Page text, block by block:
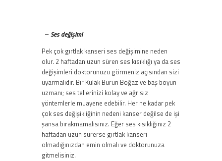
– Ses değişimi
Pek çok gırtlak kanseri ses değişimine neden
olur. 2 haftadan uzun süren ses kısıklığı ya da ses
değişimleri doktorunuzu görmeniz açısından sizi
uyarmalıdır. Bir Kulak Burun Boğaz ve baş boyun
uzmanı; ses tellerinizi kolay ve ağrısız
yöntemlerle muayene edebilir. Her ne kadar pek
çok ses değişikliğinin nedeni kanser değilse de işi
şansa bırakmamalısınız. Eğer ses kısıklığınız 2
haftadan uzun sürerse gırtlak kanseri
olmadığınızdan emin olmalı ve doktorunuza
gitmelisiniz.